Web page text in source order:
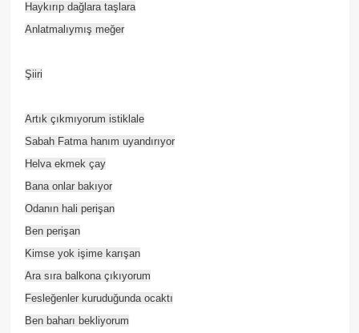
Haykırıp dağlara taşlara
Anlatmalıymış meğer
Şiiri
Artık çıkmıyorum istiklale
Sabah Fatma hanım uyandırıyor
Helva ekmek çay
Bana onlar bakıyor
Odanın hali perişan
Ben perişan
Kimse yok işime karışan
Ara sıra balkona çıkıyorum
Fesleğenler kuruduğunda ocaktı
Ben baharı bekliyorum